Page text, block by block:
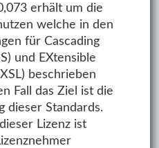
erhält um die
welche in den
für Cascading
und EXtensible
beschrieben
Fall das Ziel ist die
dieser Standards.
Lizenz ist